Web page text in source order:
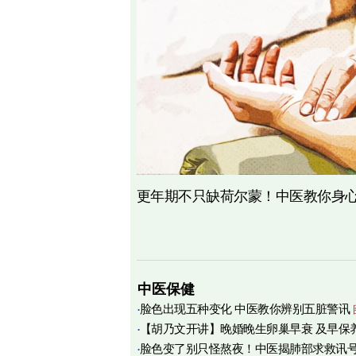
更年期不只缺荷尔蒙！中医教你身
中医保健
脸色出现五种变化 中医教你辨别五脏警讯
【胡乃文开讲】晚婚晚生卵巢早衰 及早保
育
脸色变了别只怪熬夜！中医揭肺部求救讯